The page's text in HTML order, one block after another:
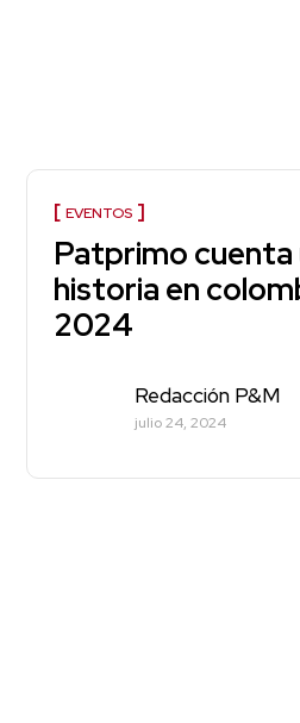
EVENTOS
Patprimo cuenta
historia en
2024
Redacción P&M
julio 24, 2024